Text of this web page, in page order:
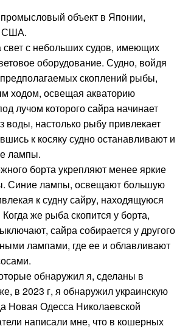
объект в Японии,
США.
свет с небольших судов, имеющих
оборудование. Судно, войдя
скоплений рыбы,
ходом, освещая акваторию
лучом которого сайра начинает
воды, настолько рыбу привлекает
к косяку судно останавливают и
лампы.
борта укрепляют менее яркие
Синие лампы, освещают большую
к судну сайру, находящуюся
Когда же рыба скопится у борта,
сайра собирается у другого
лампами, где ее и облавливают
обнаружил я, сделаны в
в 2023 г, я обнаружил украинскую
Новая Одесса Николаевской
написали мне, что в кошерных